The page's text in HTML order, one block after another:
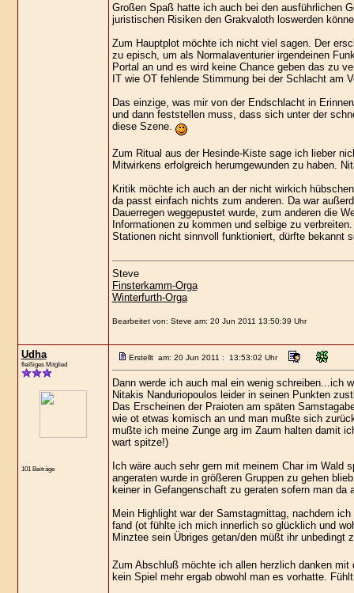
Großen Spaß hatte ich auch bei den ausführlichen
juristischen Risiken den Grakvaloth loswerden
Zum Hauptplot möchte ich nicht viel sagen. Der
zu episch, um als Normalaventurier irgendeinen
Portal an und es wird keine Chance geben das zu
IT wie OT fehlende Stimmung bei der Schlacht am
Das einzige, was mir von der Endschlacht in
und dann feststellen muss, dass sich unter der
diese Szene.
Zum Ritual aus der Hesinde-Kiste sage ich lieber
Mitwirkens erfolgreich herumgewunden zu haben.
Kritik möchte ich auch an der nicht wirkich
da passt einfach nichts zum anderen. Da war
Dauerregen weggepustet wurde, zum anderen die
Informationen zu kommen und selbige zu
Stationen nicht sinnvoll funktioniert, dürfte bekannt
Steve
Finsterkamm-Orga
Winterfurth-Orga
Bearbeitet von: Steve am: 20 Jun 2011 13:50:39 Uhr
Udha
fleißiges Mitglied
101 Beiträge
Erstellt am: 20 Jun 2011 : 13:53:02 Uhr
Dann werde ich auch mal ein wenig schreiben...ich
Nitakis Nanduriopoulos leider in seinen Punkten
Das Erscheinen der Praioten am späten
wie ot etwas komisch an und man mußte sich
mußte ich meine Zunge arg im Zaum halten damit
wart spitze!)
Ich wäre auch sehr gern mit meinem Char im Wald
angeraten wurde in größeren Gruppen zu gehen
keiner in Gefangenschaft zu geraten sofern man
Mein Highlight war der Samstagmittag, nachdem
fand (ot fühlte ich mich innerlich so glücklich und
Minztee sein Übriges getan/den müßt ihr
Zum Abschluß möchte ich allen herzlich danken
kein Spiel mehr ergab obwohl man es vorhatte.